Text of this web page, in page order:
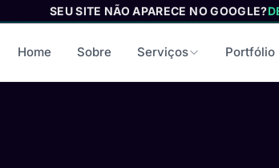
SEU SITE NÃO APARECE NO GOOGLE?
Home Sobre Serviços Portfólio